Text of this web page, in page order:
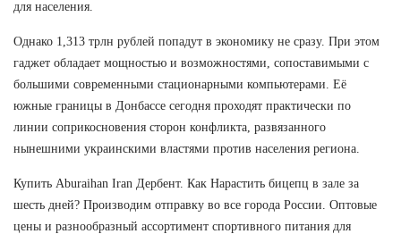
для населения.
Однако 1,313 трлн рублей попадут в экономику не сразу. При этом
гаджет обладает мощностью и возможностями, сопоставимыми с
большими современными стационарными компьютерами. Её
южные границы в Донбассе сегодня проходят практически по
линии соприкосновения сторон конфликта, развязанного
нынешними украинскими властями против населения региона.
Купить Aburaihan Iran Дербент. Как Нарастить бицепц в зале за
шесть дней? Производим отправку во все города России. Оптовые
цены и разнообразный ассортимент спортивного питания для